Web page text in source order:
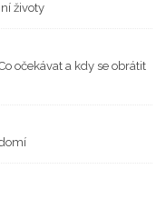
životy
očekávat a kdy se obrátit